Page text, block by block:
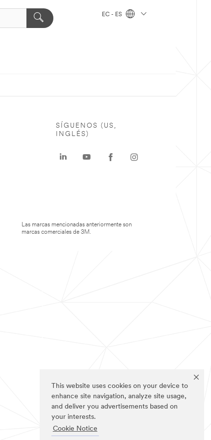
This website uses cookies on your device to
enhance site navigation, analyze site usage,
and deliver you advertisements based on
your interests.
Cookie Notice
EC - ES
SÍGUENOS (US,
INGLÉS)
Las marcas mencionadas anteriormente son
marcas comerciales de 3M.